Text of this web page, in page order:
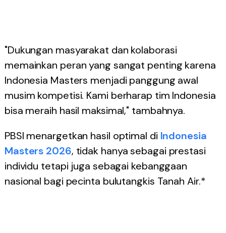
"Dukungan masyarakat dan kolaborasi
memainkan peran yang sangat penting karena
Indonesia Masters menjadi panggung awal
musim kompetisi. Kami berharap tim Indonesia
bisa meraih hasil maksimal," tambahnya.
PBSI menargetkan hasil optimal di Indonesia
Masters 2026, tidak hanya sebagai prestasi
individu tetapi juga sebagai kebanggaan
nasional bagi pecinta bulutangkis Tanah Air.*